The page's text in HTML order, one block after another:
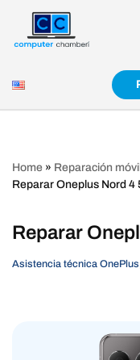
Saltar
Home » Reparación
Reparar Oneplus Nord 4
Reparar
Asistencia técnica OnePlus